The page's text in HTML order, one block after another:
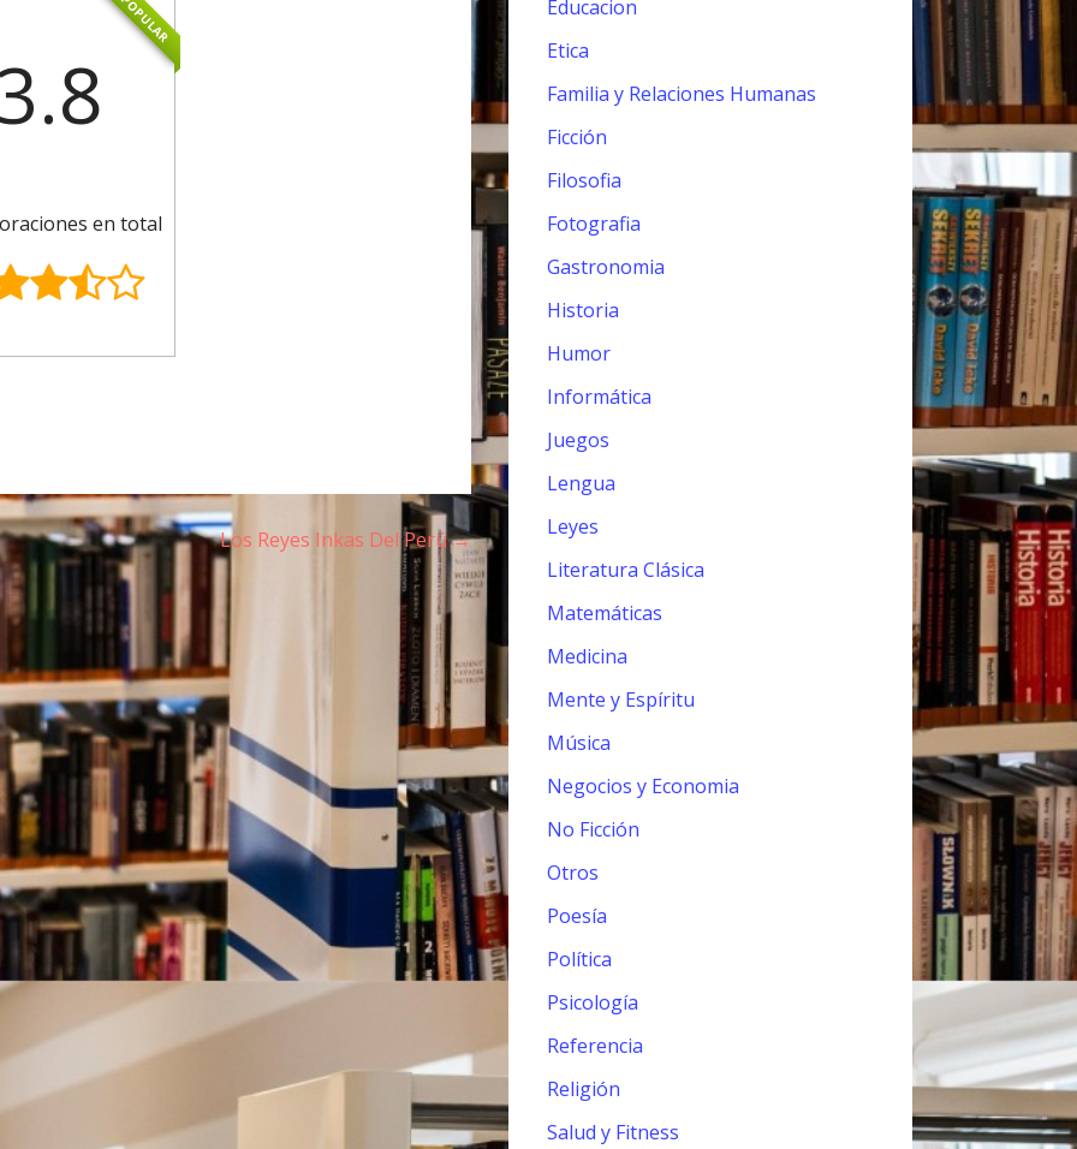
POPULAR
en total
Los Reyes Inkas Del Perú →
Educacion
Etica
Familia y Relaciones Humanas
Ficción
Filosofia
Fotografia
Gastronomia
Historia
Humor
Informática
Juegos
Lengua
Leyes
Literatura Clásica
Matemáticas
Medicina
Mente y Espíritu
Música
Negocios y Economia
No Ficción
Otros
Poesía
Política
Psicología
Referencia
Religión
Salud y Fitness